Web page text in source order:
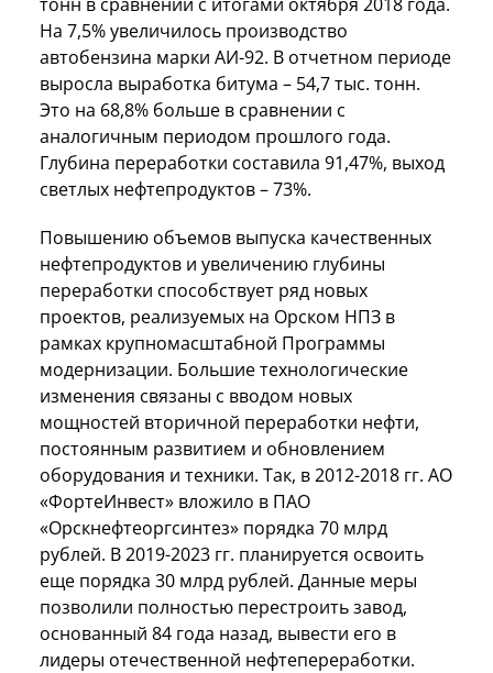
На 7,5% увеличилось производство
автобензина марки АИ-92. В отчетном периоде
выросла выработка битума – 54,7 тыс. тонн.
Это на 68,8% больше в сравнении с
аналогичным периодом прошлого года.
Глубина переработки составила 91,47%, выход
светлых нефтепродуктов – 73%.
Повышению объемов выпуска качественных
нефтепродуктов и увеличению глубины
переработки способствует ряд новых
проектов, реализуемых на Орском НПЗ в
рамках крупномасштабной Программы
модернизации. Большие технологические
изменения связаны с вводом новых
мощностей вторичной переработки нефти,
постоянным развитием и обновлением
оборудования и техники. Так, в 2012-2018 гг. АО
«ФортеИнвест» вложило в ПАО
«Орскнефтеоргсинтез» порядка 70 млрд
рублей. В 2019-2023 гг. планируется освоить
еще порядка 30 млрд рублей. Данные меры
позволили полностью перестроить завод,
основанный 84 года назад, вывести его в
лидеры отечественной нефтепереработки.